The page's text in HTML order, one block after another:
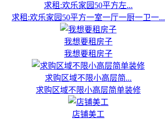
求租:欢乐家园50平方左...
求租:欢乐家园50平方一室一厅一厨一卫一...
我想要租房子
我想要租房子
求购区域不限小高层简...
求购区域不限小高层简单装修
店铺美工